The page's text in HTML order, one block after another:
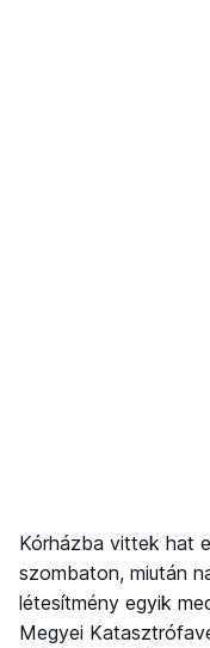
Kórházba vittek hat
szombaton, miután
létesítmény egyik
Megyei